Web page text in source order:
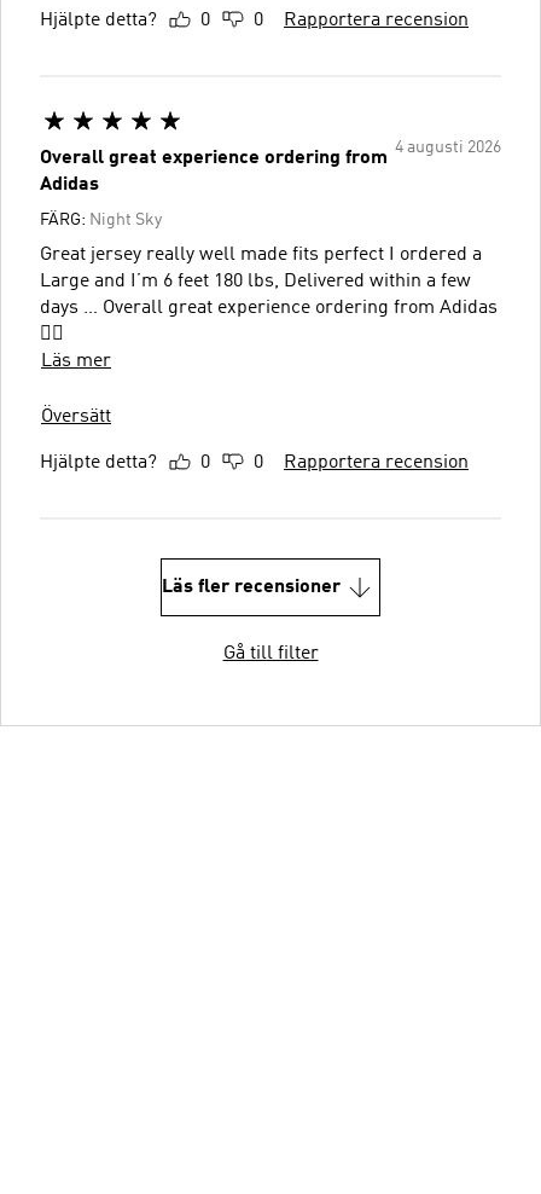
Hjälpte detta? 0 0 Rapportera recension
4 augusti 2026
Overall great experience ordering from
Adidas
FÄRG: Night Sky
Great jersey really well made fits perfect I ordered a
Large and I’m 6 feet 180 lbs, Delivered within a few
days … Overall great experience ordering from Adidas
👍🏼
Läs mer
Översätt
Hjälpte detta? 0 0 Rapportera recension
Läs fler recensioner
Gå till filter